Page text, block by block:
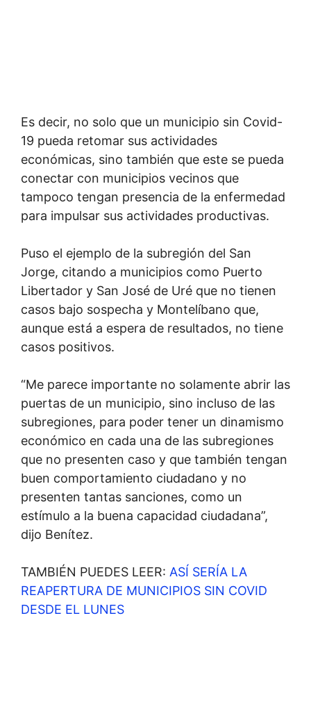
Es decir, no solo que un municipio sin Covid-
19 pueda retomar sus actividades
económicas, sino también que este se pueda
conectar con municipios vecinos que
tampoco tengan presencia de la enfermedad
para impulsar sus actividades productivas.
Puso el ejemplo de la subregión del San
Jorge, citando a municipios como Puerto
Libertador y San José de Uré que no tienen
casos bajo sospecha y Montelíbano que,
aunque está a espera de resultados, no tiene
casos positivos.
“Me parece importante no solamente abrir las
puertas de un municipio, sino incluso de las
subregiones, para poder tener un dinamismo
económico en cada una de las subregiones
que no presenten caso y que también tengan
buen comportamiento ciudadano y no
presenten tantas sanciones, como un
estímulo a la buena capacidad ciudadana”,
dijo Benítez.
TAMBIÉN PUEDES LEER: ASÍ SERÍA LA
REAPERTURA DE MUNICIPIOS SIN COVID
DESDE EL LUNES